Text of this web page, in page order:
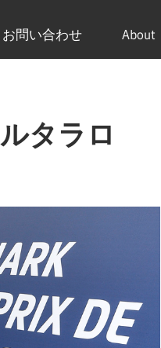
お問い合わせ About
タラロ